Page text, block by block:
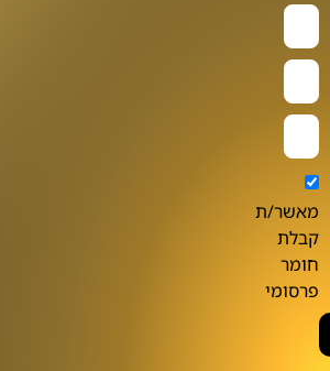
מאשר/ת
קבלת
חומר
פרסומי